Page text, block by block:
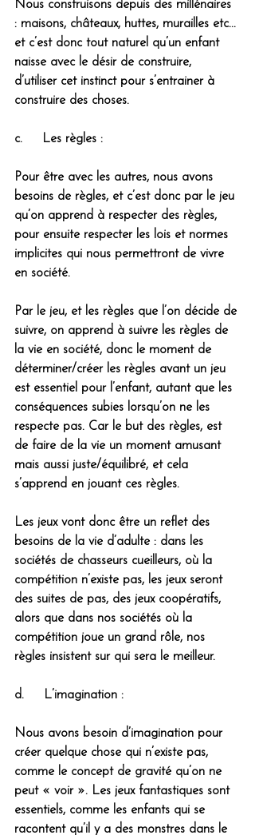
Nous construisons depuis des millénaires
: maisons, châteaux, huttes, murailles etc...
et c’est donc tout naturel qu’un enfant
naisse avec le désir de construire,
d’utiliser cet instinct pour s’entrainer à
construire des choses.
c.     Les règles :
Pour être avec les autres, nous avons
besoins de règles, et c’est donc par le jeu
qu’on apprend à respecter des règles,
pour ensuite respecter les lois et normes
implicites qui nous permettront de vivre
en société.
Par le jeu, et les règles que l’on décide de
suivre, on apprend à suivre les règles de
la vie en société, donc le moment de
déterminer/créer les règles avant un jeu
est essentiel pour l’enfant, autant que les
conséquences subies lorsqu’on ne les
respecte pas. Car le but des règles, est
de faire de la vie un moment amusant
mais aussi juste/équilibré, et cela
s’apprend en jouant ces règles.
Les jeux vont donc être un reflet des
besoins de la vie d’adulte : dans les
sociétés de chasseurs cueilleurs, où la
compétition n’existe pas, les jeux seront
des suites de pas, des jeux coopératifs,
alors que dans nos sociétés où la
compétition joue un grand rôle, nos
règles insistent sur qui sera le meilleur.
d.     L’imagination :
Nous avons besoin d’imagination pour
créer quelque chose qui n’existe pas,
comme le concept de gravité qu’on ne
peut « voir ». Les jeux fantastiques sont
essentiels, comme les enfants qui se
racontent qu’il y a des monstres dans le